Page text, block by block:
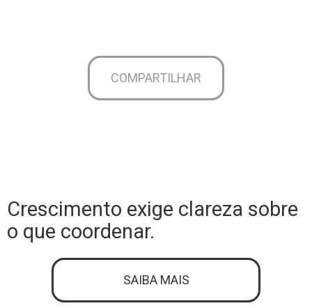
COMPARTILHAR
Crescimento exige clareza sobre
o que coordenar.
SAIBA MAIS